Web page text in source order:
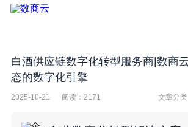
白酒供应链数字化转型服务商|数商
态的数字化引擎
2025-10-21 阅读： 2171 文章分